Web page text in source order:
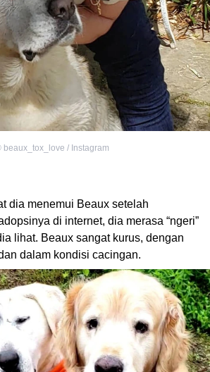
beaux_tox_love / Instagram
dia menemui Beaux setelah
di internet, dia merasa “ngeri”
lihat. Beaux sangat kurus, dengan
dalam kondisi cacingan.